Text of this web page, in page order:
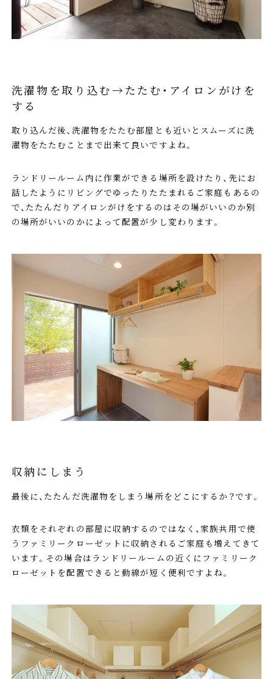
洗濯物を取り込む→たたむ・アイロンがけを
する
取り込んだ後、洗濯物をたたむ部屋とも近いとスムーズに洗
濯物をたたむことまで出来て良いですよね。
ランドリールーム内に作業ができる場所を設けたり、先にお
話したようにリビングでゆったりたたまれるご家庭もあるの
で、たたんだりアイロンがけをするのはその場がいいのか別
の場所がいいのかによって配置が少し変わります。
収納にしまう
最後に、たたんだ洗濯物をしまう場所をどこにするか？です。
衣類をそれぞれの部屋に収納するのではなく、家族共用で使
うファミリークローゼットに収納されるご家庭も増えてきて
います。その場合はランドリールームの近くにファミリーク
ローゼットを配置できると動線が短く便利ですよね。